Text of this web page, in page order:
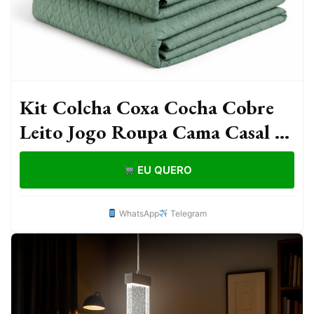
Kit Colcha Coxa Cocha Cobre
Leito Jogo Roupa Cama Casal 5
Pç Matelado Dupla Face 200
Fios Verde LuxoEU QUERO
WhatsApp Telegram